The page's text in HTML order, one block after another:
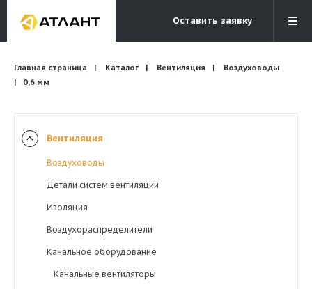
Оставить заявку
Электронная почта
info@atlantcompany.ru
Бесплатный звонок
Бренды
Каталоги
Бланки запросов
Главная страница Каталог Вентиляция
Воздуховоды
0,6 мм
Вентиляция
Воздуховоды
Детали систем вентиляции
Изоляция
Воздухораспределители
Канальное оборудование
Канальные вентиляторы